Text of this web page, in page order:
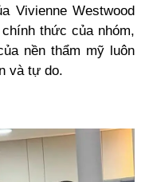
Vivienne Westwood
thức của nhóm,
nền thẩm mỹ luôn
và tự do.